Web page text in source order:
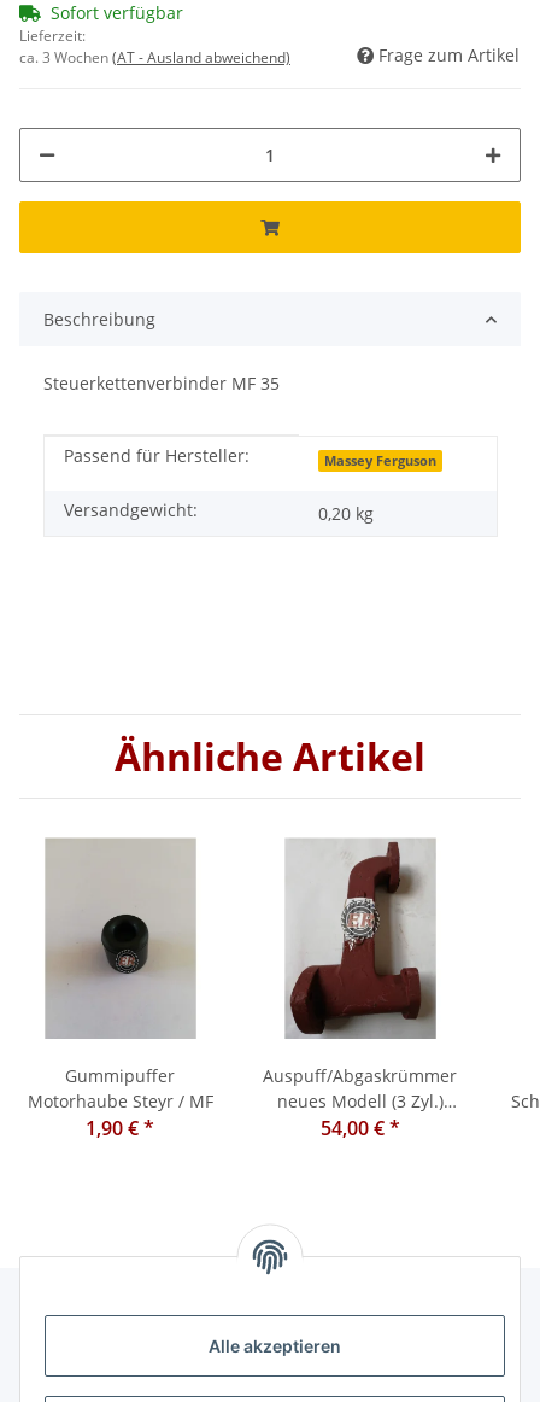
Alle akzeptieren
Sofort verfügbar
Lieferzeit:
ca. 3 Wochen(AT - Ausland abweichend) Frage zum Artikel
Beschreibung
Steuerkettenverbinder MF 35
Produkteigenschaft
Wert
Passend für Hersteller: Massey Ferguson
Versandgewicht: 0,20 kg
Ähnliche Artikel
Gummipuffer
Motorhaube Steyr / MF
1,90 €*
Auspuff/Abgaskrümmer
neues Modell (3 Zyl.)
Ferguson 133, 135, 140,
54,00 €*